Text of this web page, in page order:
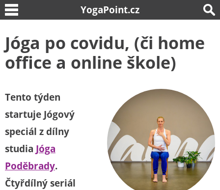
YogaPoint.cz
Jóga po covidu, (či home
office a online škole)
Tento týden
startuje Jógový
speciál z dílny
studia Jóga
Poděbrady.
Čtyřdílný seriál